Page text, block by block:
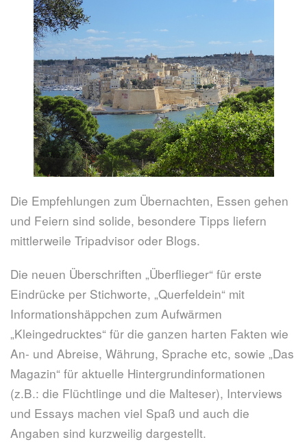
Die Empfehlungen zum Übernachten, Essen gehen
und Feiern sind solide, besondere Tipps liefern
mittlerweile Tripadvisor oder Blogs.
Die neuen Überschriften „Überflieger“ für erste
Eindrücke per Stichworte, „Querfeldein“ mit
Informationshäppchen zum Aufwärmen
„Kleingedrucktes“ für die ganzen harten Fakten wie
An- und Abreise, Währung, Sprache etc, sowie „Das
Magazin“ für aktuelle Hintergrundinformationen
(z.B.: die Flüchtlinge und die Malteser), Interviews
und Essays machen viel Spaß und auch die
Angaben sind kurzweilig dargestellt.